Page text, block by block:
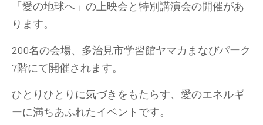
「愛の地球へ」の上映会と特別講演会の開催があ
ります。
200名の会場、多治見市学習館ヤマカまなびパーク
7階にて開催されます。
ひとりひとりに気づきをもたらす、愛のエネルギ
ーに満ちあふれたイベントです。